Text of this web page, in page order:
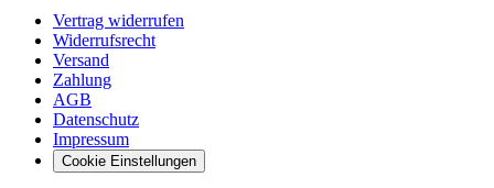
Vertrag widerrufen
Widerrufsrecht
Versand
Zahlung
AGB
Datenschutz
Impressum
Cookie Einstellungen